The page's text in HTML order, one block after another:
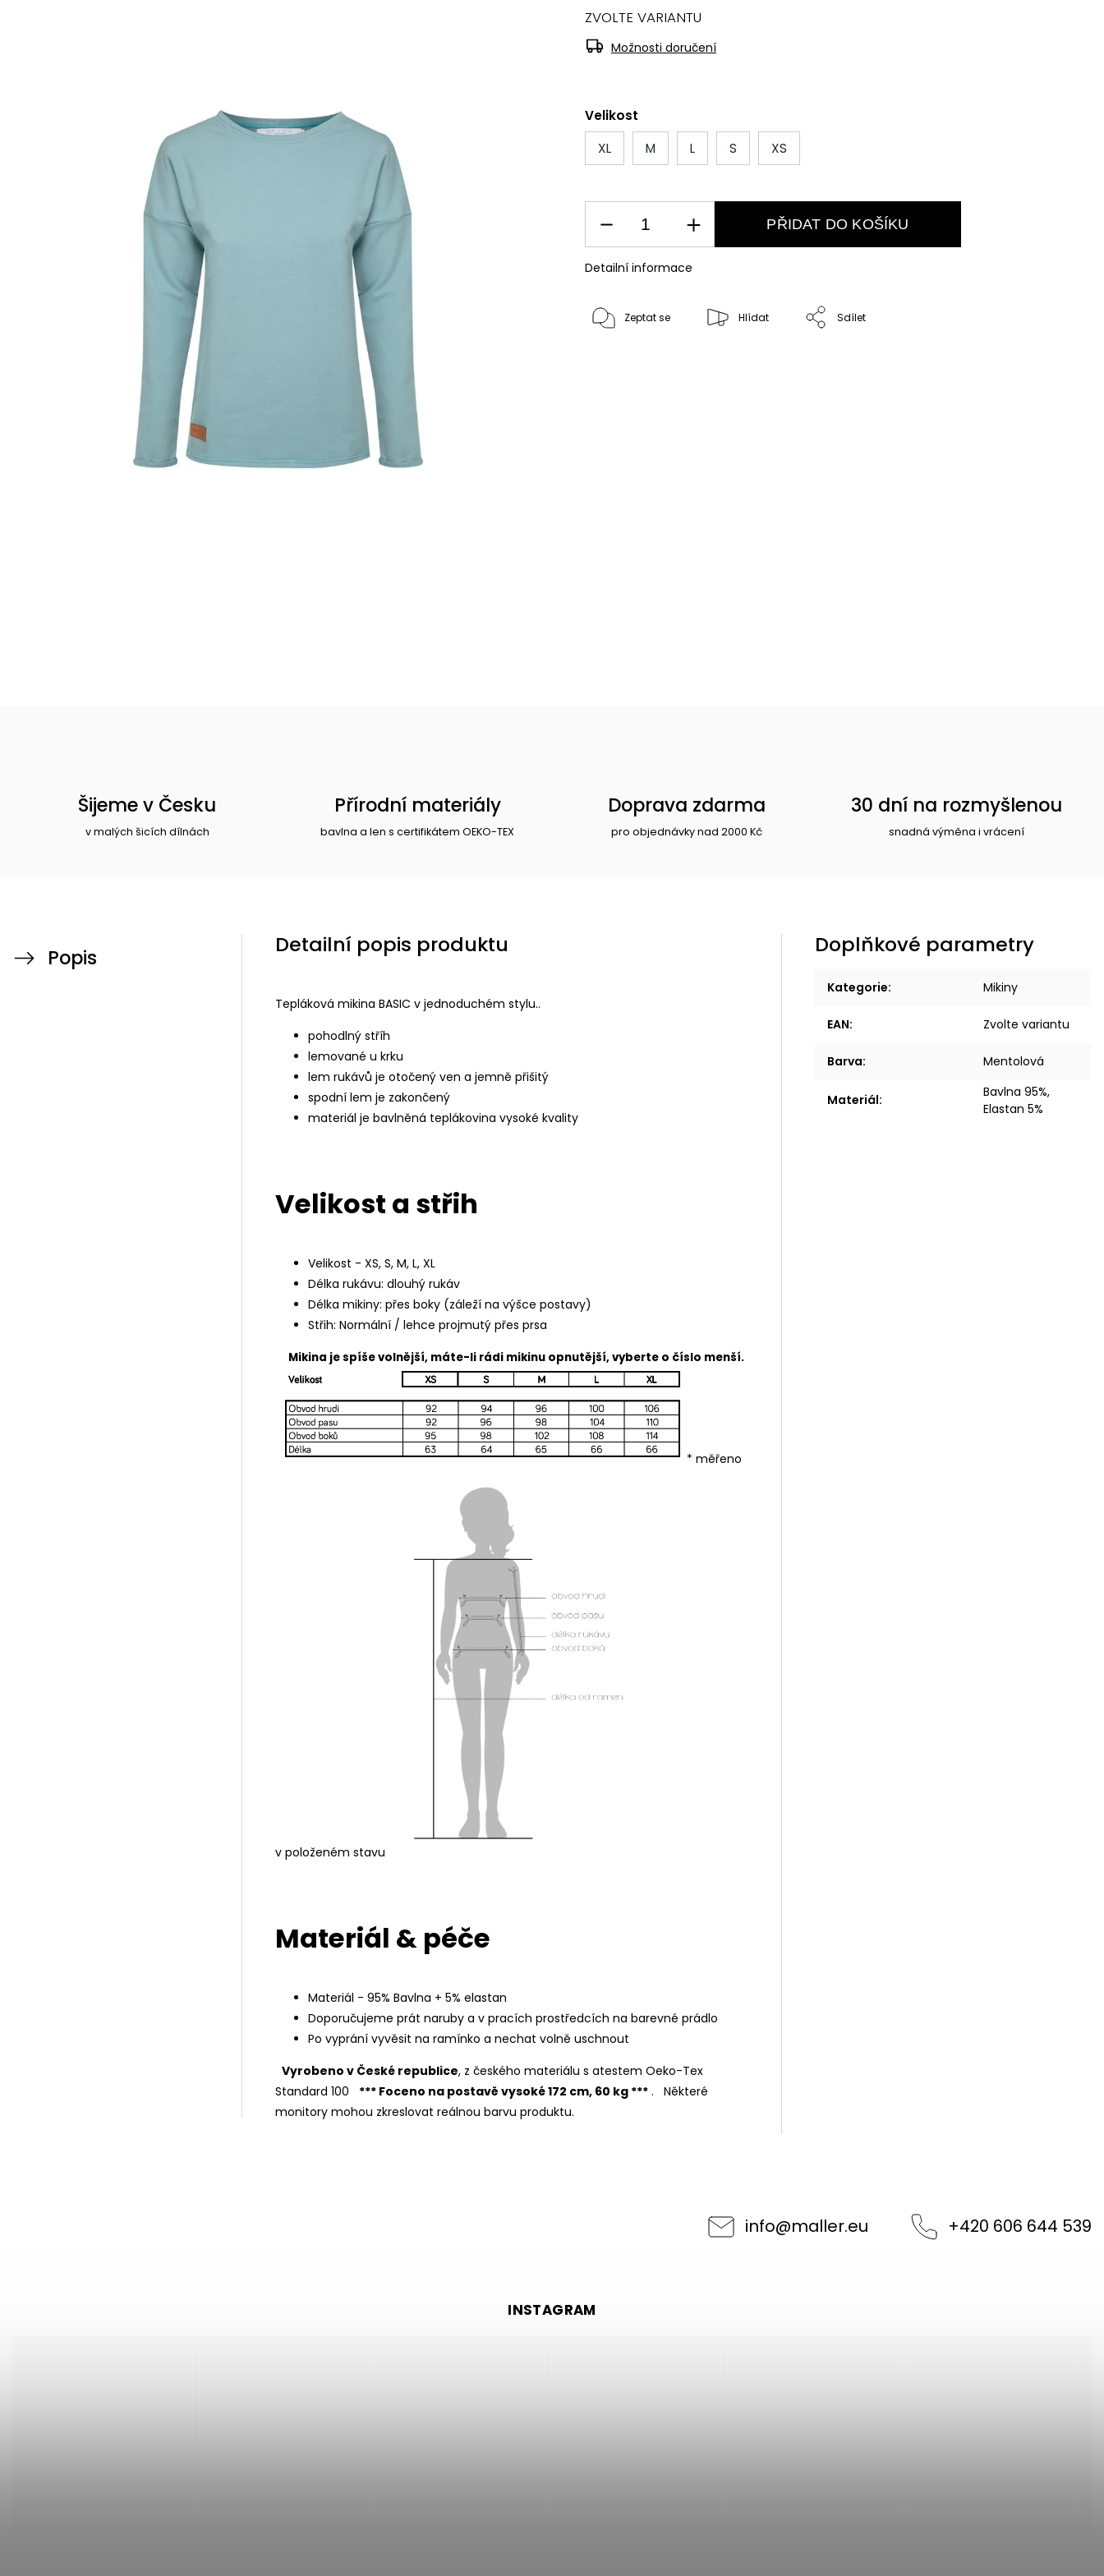
Velikost
XL
M L S XS
ZVOLTE VARIANTU
Možnosti doručení
PŘIDAT DO KOŠÍKU
Detailní informace
Zeptat se Hlídat Sdílet
Šijeme v Česku
v malých šicích dílnách
Přírodní materiály
bavlna a len s certifikátem OEKO-TEX
Doprava zdarma
pro objednávky nad 2000 Kč
30 dní na rozmyšlenou
snadná výměna i vrácení
Popis Detailní popis produktu
Tepláková mikina BASIC v jednoduchém stylu..
pohodlný stříh
lemované u krku
lem rukávů je otočený ven a jemně přišitý
spodní lem je zakončený
materiál je bavlněná teplákovina vysoké kvality
Velikost a střih
Velikost - XS, S, M, L, XL
Délka rukávu: dlouhý rukáv
Délka mikiny: přes boky (záleží na výšce postavy)
Střih: Normální / lehce projmutý přes prsa
Mikina je spíše volnější, máte-li rádi mikinu opnutější, vyberte o číslo menší.
* měřeno
v položeném stavu
Materiál & péče
Materiál - 95% Bavlna + 5% elastan
Doporučujeme prát naruby a v pracích prostředcích na barevné prádlo
Po vyprání vyvěsit na ramínko a nechat volně uschnout
Vyrobeno v České republice, z českého materiálu s atestem Oeko-Tex
Standard 100
*** Foceno na postavě vysoké 172 cm, 60 kg *** .
Některé
monitory mohou zkreslovat reálnou barvu produktu.
Doplňkové parametry
Kategorie: Mikiny
EAN: Zvolte variantu
Barva: Mentolová
Materiál:
Bavlna 95%,
Elastan 5%
info@maller.eu +420 606 644 539
INSTAGRAM